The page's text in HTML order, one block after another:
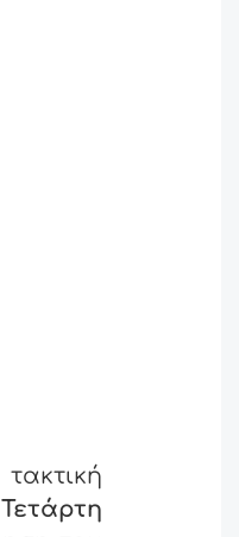
Τετάρτη